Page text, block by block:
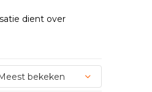
dient over